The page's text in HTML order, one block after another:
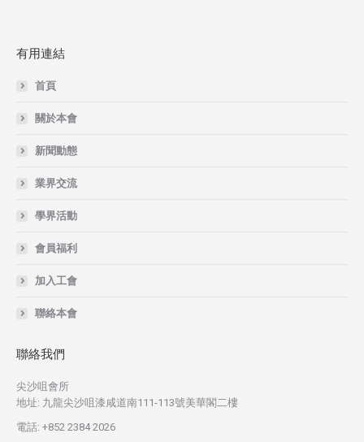
有用連結
首頁
關於本會
新聞動態
業界交流
學界活動
會員福利
加入工會
聯絡本會
聯絡我們
尖沙咀會所
地址: 九龍尖沙咀漆咸道南111-113號美華閣二樓
電話: +852 2384 2026